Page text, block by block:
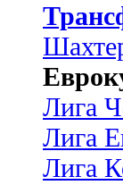
Лига
Лига
Лига